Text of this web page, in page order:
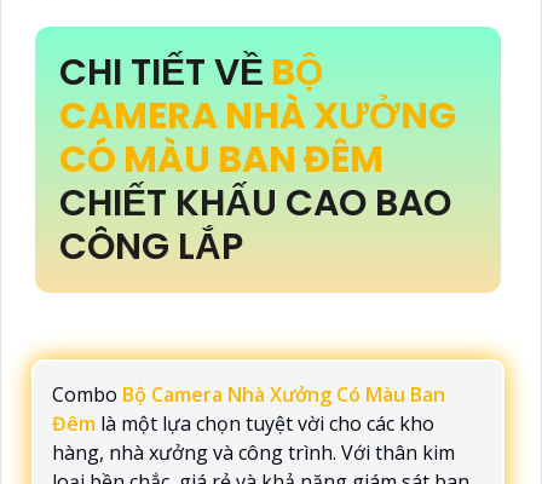
CHI TIẾT VỀ BỘ
CAMERA NHÀ XƯỞNG
CÓ MÀU BAN ĐÊM
CHIẾT KHẤU CAO BAO
CÔNG LẮP
Combo Bộ Camera Nhà Xưởng Có Màu Ban
Đêm là một lựa chọn tuyệt vời cho các kho
hàng, nhà xưởng và công trình. Với thân kim